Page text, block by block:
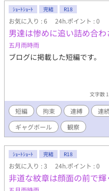
ｼｮｰﾄｼｮｰﾄ 完結 R18
お気に入り : 6 24h.ポイント : 0
男達は惨めに追い詰め合わ
五月雨時雨
ブログに掲載した短編です。
文字数
短編 拘束 連縛 連
ギャグボール
観察
ｼｮｰﾄｼｮｰﾄ 完結 R18
お気に入り : 3 24h.ポイント : 0
非道な紋章は顔面の前で輝